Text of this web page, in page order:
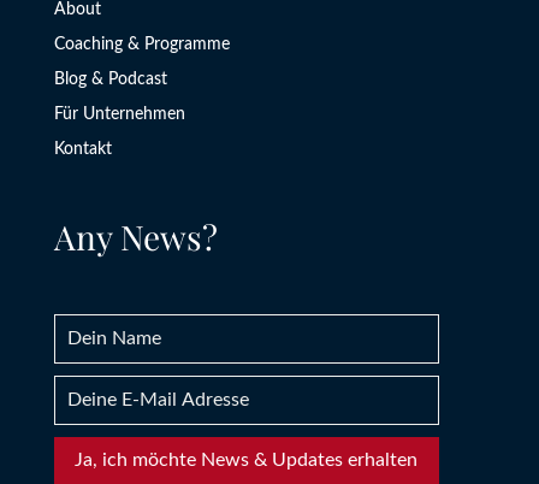
About
Coaching & Programme
Blog & Podcast
Für Unternehmen
Kontakt
Any News?
Ja, ich möchte News & Updates erhalten